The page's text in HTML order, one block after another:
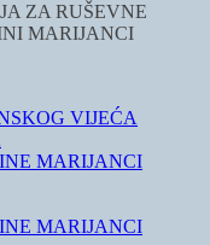
ZA RUŠEVNE
MARIJANCI
VIJEĆA
MARIJANCI
MARIJANCI